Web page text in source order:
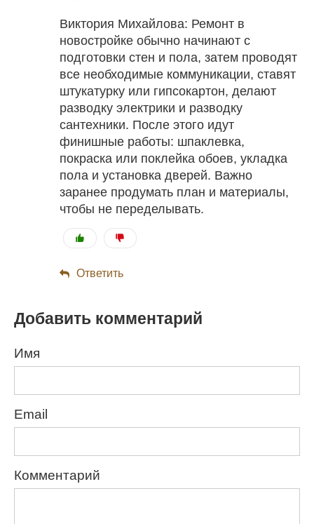
Виктория Михайлова: Ремонт в
новостройке обычно начинают с
подготовки стен и пола, затем проводят
все необходимые коммуникации, ставят
штукатурку или гипсокартон, делают
разводку электрики и разводку
сантехники. После этого идут
финишные работы: шпаклевка,
покраска или поклейка обоев, укладка
пола и установка дверей. Важно
заранее продумать план и материалы,
чтобы не переделывать.
Ответить
Добавить комментарий
Имя
Email
Комментарий